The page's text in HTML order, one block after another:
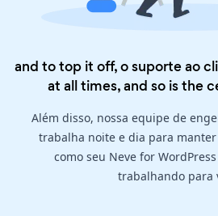
and to top it off, o suporte ao
at all times, and so is the
Além disso, nossa equipe de
trabalha noite e dia para
como seu Neve for
trabalhando para